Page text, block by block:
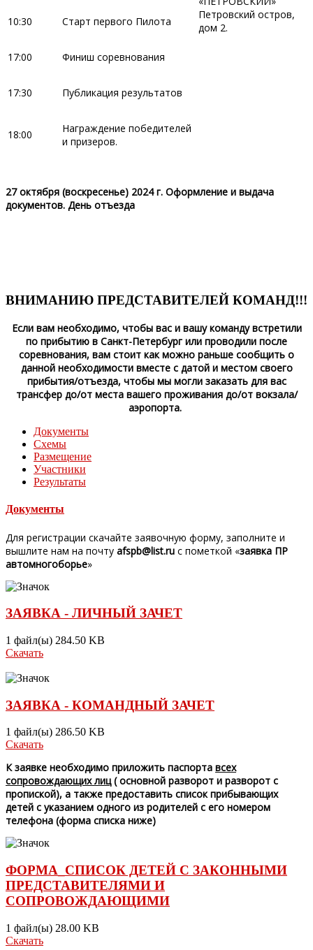
Петровский остров,
дом 2.
10:30 Старт первого Пилота
17:00 Финиш соревнования
17:30 Публикация результатов
18:00
Награждение победителей
и призеров.
27 октября (воскресенье) 2024 г. Оформление и выдача
документов. День отъезда
ВНИМАНИЮ ПРЕДСТАВИТЕЛЕЙ КОМАНД!!!
Если вам необходимо, чтобы вас и вашу команду встретили
по прибытию в Санкт-Петербург или проводили после
соревнования, вам стоит как можно раньше сообщить о
данной необходимости вместе с датой и местом своего
прибытия/отъезда, чтобы мы могли заказать для вас
трансфер до/от места вашего проживания до/от вокзала/
аэропорта.
Документы
Схемы
Размещение
Участники
Результаты
Документы
Для регистрации скачайте заявочную форму, заполните и
вышлите нам на почту afspb@list.ru с пометкой «заявка ПР
автомногоборье»
ЗАЯВКА - ЛИЧНЫЙ ЗАЧЕТ
1 файл(ы) 284.50 KB
Скачать
ЗАЯВКА - КОМАНДНЫЙ ЗАЧЕТ
1 файл(ы) 286.50 KB
Скачать
К заявке необходимо приложить паспорта всех
сопровождающих лиц( основной разворот и разворот с
пропиской), а также предоставить список прибывающих
детей с указанием одного из родителей с его номером
телефона (форма списка ниже)
ФОРМА_СПИСОК ДЕТЕЙ С ЗАКОННЫМИ
ПРЕДСТАВИТЕЛЯМИ И
СОПРОВОЖДАЮЩИМИ
1 файл(ы) 28.00 KB
Скачать